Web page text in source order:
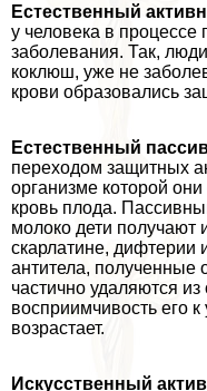
Естественный
у человека в
заболевания. Так,
коклюш, уже не
крови образовались
Естественный
переходом защитных
организме которой
кровь плода.
молоко дети получают
скарлатине, дифтерии
антитела, полученные
частично удаляются
восприимчивость его
возрастает.
Искусственный